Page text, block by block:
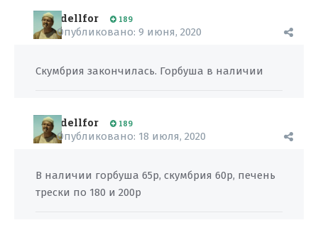
dellfor 189
Опубликовано: 9 июня, 2020
Скумбрия закончилась. Горбуша в наличии
dellfor 189
Опубликовано: 18 июля, 2020
В наличии горбуша 65р, скумбрия 60р, печень
трески по 180 и 200р